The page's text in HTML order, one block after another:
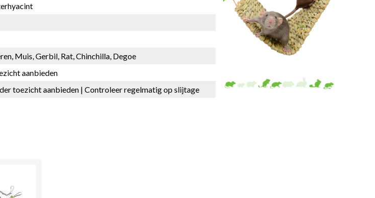
Muis, Gerbil, Rat, Chinchilla, Degoe
aanbieden
toezicht aanbieden | Controleer regelmatig op slijtage